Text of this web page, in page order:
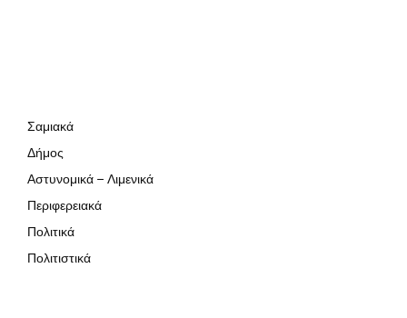
Σαμιακά
Δήμος
Αστυνομικά – Λιμενικά
Περιφερειακά
Πολιτικά
Πολιτιστικά